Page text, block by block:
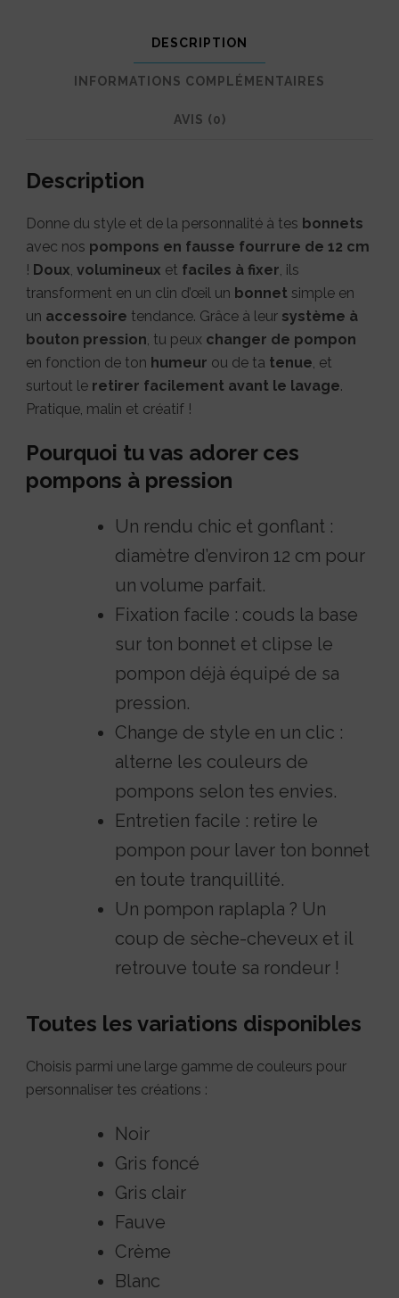
bonnet
DESCRIPTION
INFORMATIONS COMPLÉMENTAIRES
AVIS (0)
Description
Donne du style et de la personnalité à tes bonnets
avec nos pompons en fausse fourrure de 12 cm
! Doux volumineux et faciles à fixer , ils
transforment en un clin d’œil un bonnet simple en
un accessoire tendance. Grâce à leur système à
bouton pression , tu peux changer de pompon
en fonction de ton humeur ou de ta tenue , et
surtout le retirer facilement avant le lavage.
Pratique, malin et créatif !
Pourquoi tu vas adorer ces
pompons à pression
Un rendu chic et gonflant :
diamètre d’environ 12 cm pour
un volume parfait.
Fixation facile : couds la base
sur ton bonnet et clipse le
pompon déjà équipé de sa
pression.
Change de style en un clic :
alterne les couleurs de
pompons selon tes envies.
Entretien facile : retire le
pompon pour laver ton bonnet
en toute tranquillité.
Un pompon raplapla ? Un
coup de sèche-cheveux et il
retrouve toute sa rondeur !
Toutes les variations disponibles
Choisis parmi une large gamme de couleurs pour
personnaliser tes créations :
Noir
Gris foncé
Gris clair
Fauve
Crème
Blanc